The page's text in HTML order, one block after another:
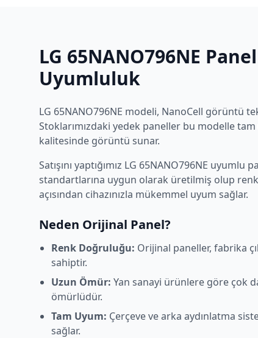
LG 65NANO796NE
Uyumluluk
LG 65NANO796NE modeli, NanoCell görüntü
Stoklarımızdaki yedek paneller bu modelle tam
kalitesinde görüntü sunar.
Satışını yaptığımız LG 65NANO796NE uyumlu
standartlarına uygun olarak üretilmiş olup
açısından cihazınızla mükemmel uyum sağlar.
Neden Orijinal Panel?
Renk Doğruluğu: Orijinal paneller, fabrika
sahiptir.
Uzun Ömür: Yan sanayi ürünlere göre çok
ömürlüdür.
Tam Uyum: Çerçeve ve arka aydınlatma
sağlar.